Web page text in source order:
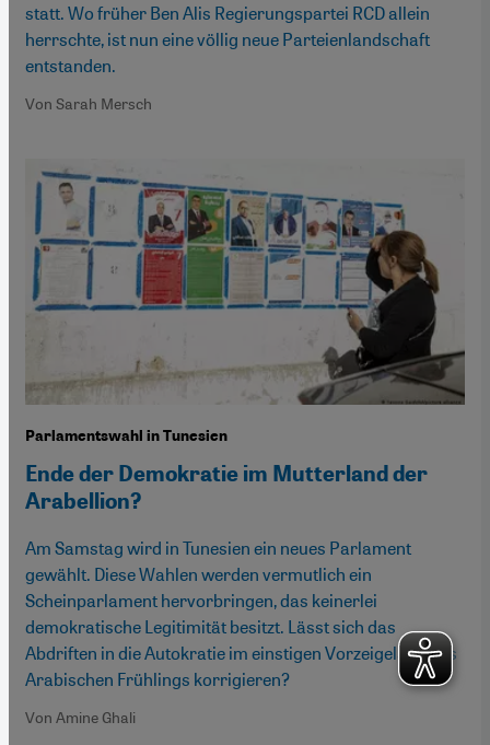
statt. Wo früher Ben Alis Regierungspartei RCD allein
herrschte, ist nun eine völlig neue Parteienlandschaft
entstanden.
Von Sarah Mersch
Parlamentswahl in Tunesien
Ende der Demokratie im Mutterland der
Arabellion?
Am Samstag wird in Tunesien ein neues Parlament
gewählt. Diese Wahlen werden vermutlich ein
Scheinparlament hervorbringen, das keinerlei
demokratische Legitimität besitzt. Lässt sich das
Abdriften in die Autokratie im einstigen Vorzeigeland des
Arabischen Frühlings korrigieren?
Von Amine Ghali